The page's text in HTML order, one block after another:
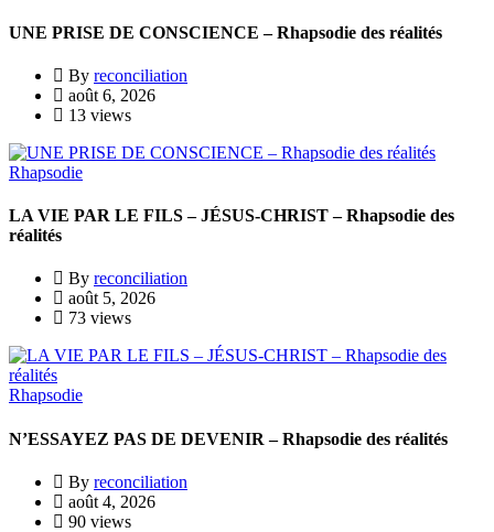
UNE PRISE DE CONSCIENCE – Rhapsodie des réalités
By reconciliation
août 6, 2026
13 views
Rhapsodie
LA VIE PAR LE FILS – JÉSUS-CHRIST – Rhapsodie des
réalités
By reconciliation
août 5, 2026
73 views
Rhapsodie
N’ESSAYEZ PAS DE DEVENIR – Rhapsodie des réalités
By reconciliation
août 4, 2026
90 views